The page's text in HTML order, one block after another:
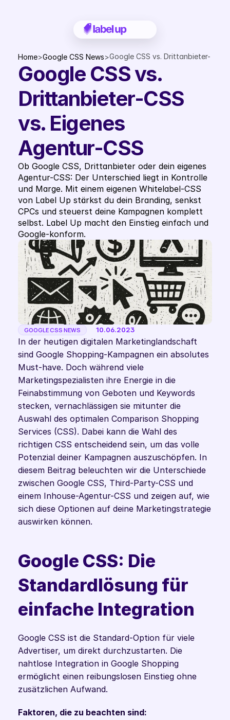
Home>Google CSS News>Google CSS vs. Drittanbieter-
CSS vs. Eigenes Agentur-CSS
Google CSS vs.
Drittanbieter-CSS
vs. Eigenes
Agentur-CSS
Ob Google CSS, Drittanbieter oder dein eigenes
Agentur-CSS: Der Unterschied liegt in Kontrolle
und Marge. Mit einem eigenen Whitelabel-CSS
von Label Up stärkst du dein Branding, senkst
CPCs und steuerst deine Kampagnen komplett
selbst. Label Up macht den Einstieg einfach und
Google-konform.
GOOGLE CSS NEWS 10.06.2023
In der heutigen digitalen Marketinglandschaft
sind Google Shopping-Kampagnen ein absolutes
Must-have. Doch während viele
Marketingspezialisten ihre Energie in die
Feinabstimmung von Geboten und Keywords
stecken, vernachlässigen sie mitunter die
Auswahl des optimalen Comparison Shopping
Services (CSS). Dabei kann die Wahl des
richtigen CSS entscheidend sein, um das volle
Potenzial deiner Kampagnen auszuschöpfen. In
diesem Beitrag beleuchten wir die Unterschiede
zwischen Google CSS, Third-Party-CSS und
einem Inhouse-Agentur-CSS und zeigen auf, wie
sich diese Optionen auf deine Marketingstrategie
auswirken können.
Google CSS: Die
Standardlösung für
einfache Integration
Google CSS ist die Standard-Option für viele
Advertiser, um direkt durchzustarten. Die
nahtlose Integration in Google Shopping
ermöglicht einen reibungslosen Einstieg ohne
zusätzlichen Aufwand.
Faktoren, die zu beachten sind: